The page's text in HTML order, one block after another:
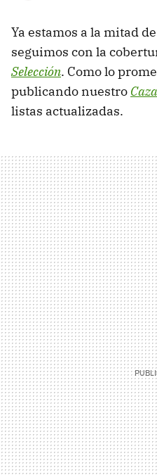
Ya estamos a la mitad
seguimos con la
Selección. Como lo
publicando nuestro
listas actualizadas.